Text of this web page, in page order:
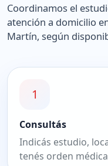
Coordinamos el
atención a domicilio
Martín, según
1
Consultás
Indicás estudio,
tenés orden